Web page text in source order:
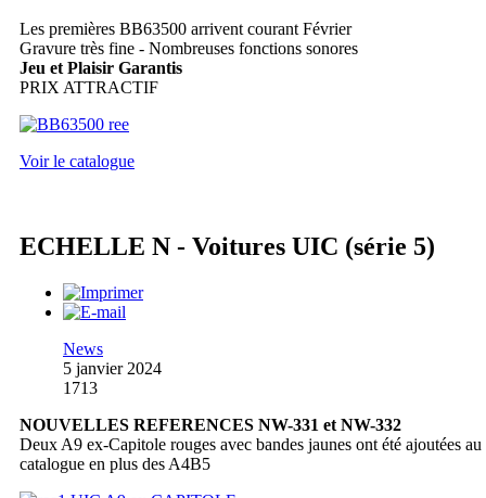
Les premières BB63500 arrivent courant Février
Gravure très fine - Nombreuses fonctions sonores
Jeu et Plaisir Garantis
PRIX ATTRACTIF
Voir le catalogue
ECHELLE N - Voitures UIC (série 5)
News
5 janvier 2024
1713
NOUVELLES REFERENCES NW-331 et NW-332
Deux A9 ex-Capitole rouges avec bandes jaunes ont été ajoutées au
catalogue en plus des A4B5